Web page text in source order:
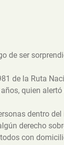
de ser
de la Ruta
quien
dentro
derecho
con